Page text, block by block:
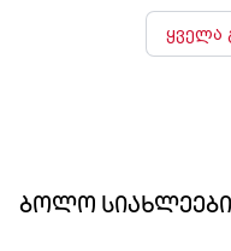
ყველა
ბოლო სიახლეები